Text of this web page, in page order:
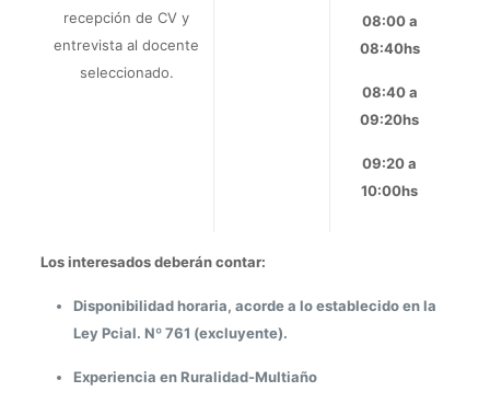
recepción de CV y
entrevista al docente
seleccionado.
08:00 a
08:40hs
08:40 a
09:20hs
09:20 a
10:00hs
Los interesados deberán contar:
Disponibilidad horaria, acorde a lo establecido en la
Ley Pcial. Nº 761 (excluyente).
Experiencia en Ruralidad-Multiaño